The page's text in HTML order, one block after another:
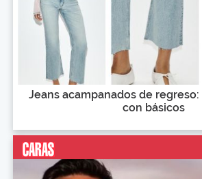
Jeans acampanados de
con básicos